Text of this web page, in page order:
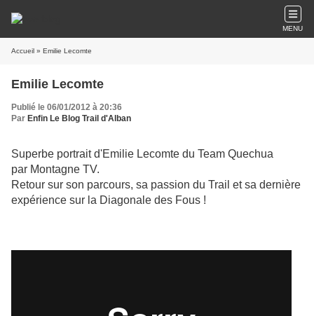
MENU
Accueil » Emilie Lecomte
Emilie Lecomte
Publié le 06/01/2012 à 20:36
Par Enfin Le Blog Trail d'Alban
Superbe portrait d'Emilie Lecomte du Team Quechua
par Montagne TV.
Retour sur son parcours, sa passion du Trail et sa dernière
expérience sur la Diagonale des Fous !